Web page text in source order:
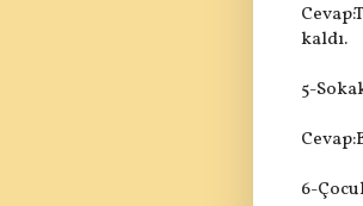
kaldı.
5-
6-